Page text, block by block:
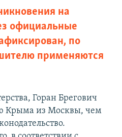
на
официальные
по
применяются
Горан Брегович
Крыма из Москвы, чем